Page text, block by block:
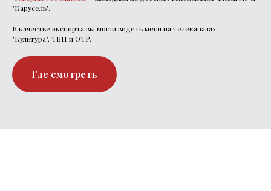
"Карусель".
В качестве эксперта вы могли видеть меня на телеканалах
"Культура", ТВЦ и ОТР.
Где смотреть